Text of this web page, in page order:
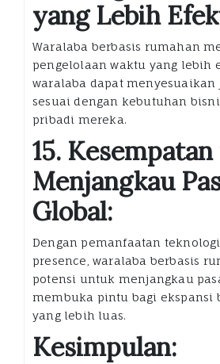
yang Lebih
Waralaba berbasis rumahan
pengelolaan waktu yang lebih
waralaba dapat menyesuaikan
sesuai dengan kebutuhan
pribadi mereka.
15.
Menjangkau
Global:
Dengan pemanfaatan
presence, waralaba berbasis
potensi untuk menjangkau
membuka pintu bagi ekspansi
yang lebih luas.
Kesimpulan: